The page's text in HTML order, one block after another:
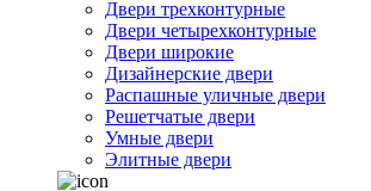
Двери трехконтурные
Двери четырехконтурные
Двери широкие
Дизайнерские двери
Распашные уличные двери
Решетчатые двери
Умные двери
Элитные двери